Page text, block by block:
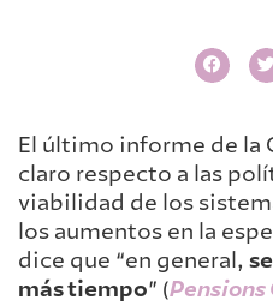
El último informe de la
claro respecto a las
viabilidad de los
los aumentos en la
dice que “en general,
más tiempo” (